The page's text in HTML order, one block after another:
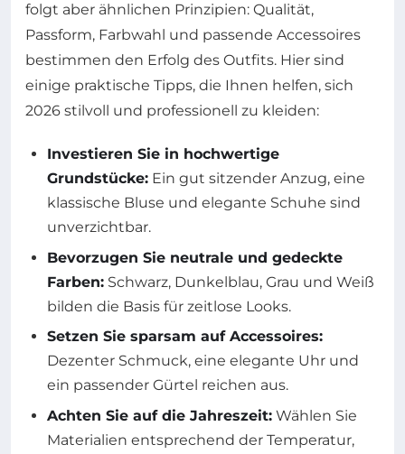
folgt aber ähnlichen Prinzipien: Qualität,
Passform, Farbwahl und passende Accessoires
bestimmen den Erfolg des Outfits. Hier sind
einige praktische Tipps, die Ihnen helfen, sich
2026 stilvoll und professionell zu kleiden:
Investieren Sie in hochwertige
Grundstücke: Ein gut sitzender Anzug, eine
klassische Bluse und elegante Schuhe sind
unverzichtbar.
Bevorzugen Sie neutrale und gedeckte
Farben: Schwarz, Dunkelblau, Grau und Weiß
bilden die Basis für zeitlose Looks.
Setzen Sie sparsam auf Accessoires:
Dezenter Schmuck, eine elegante Uhr und
ein passender Gürtel reichen aus.
Achten Sie auf die Jahreszeit: Wählen Sie
Materialien entsprechend der Temperatur,